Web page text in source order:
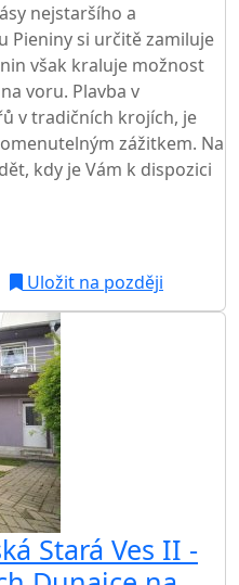
nejstaršího a
Pieniny si určitě zamiluje
však kraluje možnost
voru. Plavba v
v tradičních krojích, je
zážitkem. Na
kdy je Vám k dispozici
Uložit na později
Stará Ves II -